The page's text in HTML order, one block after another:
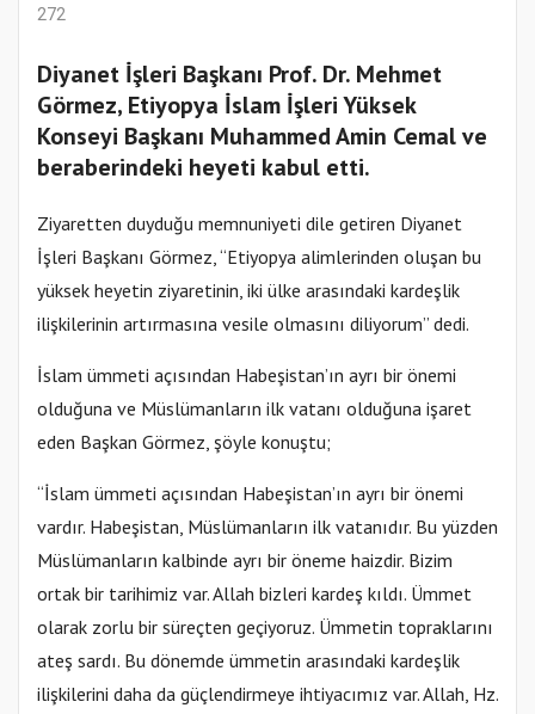
272
Diyanet İşleri Başkanı Prof. Dr. Mehmet
Görmez, Etiyopya İslam İşleri Yüksek
Konseyi Başkanı Muhammed Amin Cemal ve
beraberindeki heyeti kabul etti.
Ziyaretten duyduğu memnuniyeti dile getiren Diyanet
İşleri Başkanı Görmez, “Etiyopya alimlerinden oluşan bu
yüksek heyetin ziyaretinin, iki ülke arasındaki kardeşlik
ilişkilerinin artırmasına vesile olmasını diliyorum” dedi.
İslam ümmeti açısından Habeşistan’ın ayrı bir önemi
olduğuna ve Müslümanların ilk vatanı olduğuna işaret
eden Başkan Görmez, şöyle konuştu;
“İslam ümmeti açısından Habeşistan’ın ayrı bir önemi
vardır. Habeşistan, Müslümanların ilk vatanıdır. Bu yüzden
Müslümanların kalbinde ayrı bir öneme haizdir. Bizim
ortak bir tarihimiz var. Allah bizleri kardeş kıldı. Ümmet
olarak zorlu bir süreçten geçiyoruz. Ümmetin topraklarını
ateş sardı. Bu dönemde ümmetin arasındaki kardeşlik
ilişkilerini daha da güçlendirmeye ihtiyacımız var. Allah, Hz.